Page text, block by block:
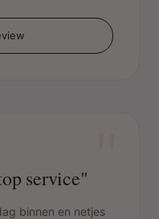
service"
binnen en netjes